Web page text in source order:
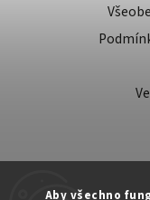
Aby všechno